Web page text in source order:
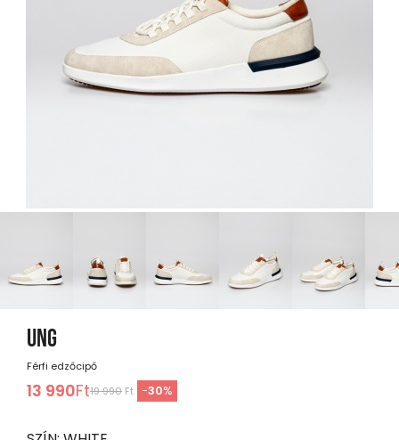
UNG
Férfi edzőcipő
13 990Ft19 990 Ft -30%